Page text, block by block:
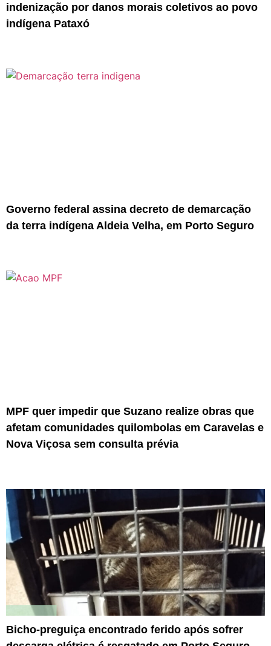
indenização por danos morais coletivos ao povo
indígena Pataxó
Governo federal assina decreto de demarcação
da terra indígena Aldeia Velha, em Porto Seguro
MPF quer impedir que Suzano realize obras que
afetam comunidades quilombolas em Caravelas e
Nova Viçosa sem consulta prévia
Bicho-preguiça encontrado ferido após sofrer